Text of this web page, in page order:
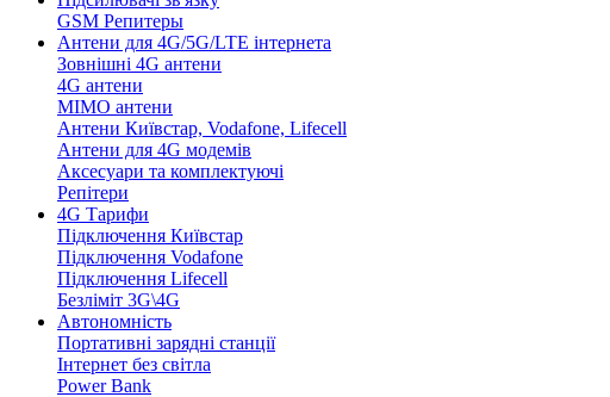
GSM Репитеры
Антени для 4G/5G/LTE інтернета
Зовнішні 4G антени
4G антени
MIMO антени
Антени Київстар, Vodafone, Lifecell
Антени для 4G модемів
Аксесуари та комплектуючі
Репітери
4G Тарифи
Підключення Київстар
Підключення Vodafone
Підключення Lifecell
Безліміт 3G\4G
Автономність
Портативні зарядні станції
Інтернет без світла
Power Bank